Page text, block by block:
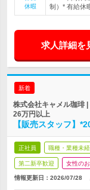
休暇
制）* 有給休
求人詳細を
新着
株式会社キャメル珈琲
26万円以上
【販売スタッフ】
正社員 職種・業種未
第二新卒歓迎 女性の
情報更新日：2026/07/28